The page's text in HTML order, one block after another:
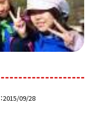
2015/09/28